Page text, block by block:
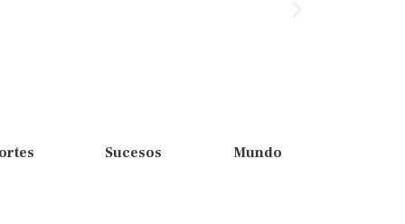
Sucesos Mundo